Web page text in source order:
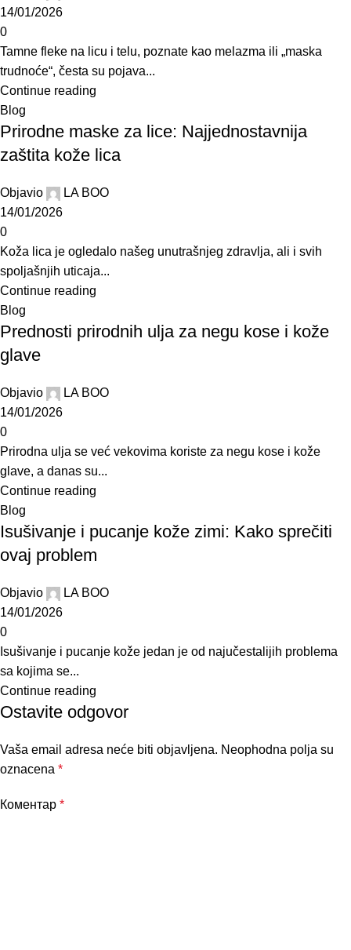
14/01/2026
0
Tamne fleke na licu i telu, poznate kao melazma ili „maska
trudnoće“, česta su pojava...
Continue reading
Blog
Prirodne maske za lice: Najjednostavnija
zaštita kože lica
Objavio
LA BOO
14/01/2026
0
Koža lica je ogledalo našeg unutrašnjeg zdravlja, ali i svih
spoljašnjih uticaja...
Continue reading
Blog
Prednosti prirodnih ulja za negu kose i kože
glave
Objavio
LA BOO
14/01/2026
0
Prirodna ulja se već vekovima koriste za negu kose i kože
glave, a danas su...
Continue reading
Blog
Isušivanje i pucanje kože zimi: Kako sprečiti
ovaj problem
Objavio
LA BOO
14/01/2026
0
Isušivanje i pucanje kože jedan je od najučestalijih problema
sa kojima se...
Continue reading
Ostavite odgovor
Vaša email adresa neće biti objavljena. Neophodna polja su
oznacena *
Коментар *